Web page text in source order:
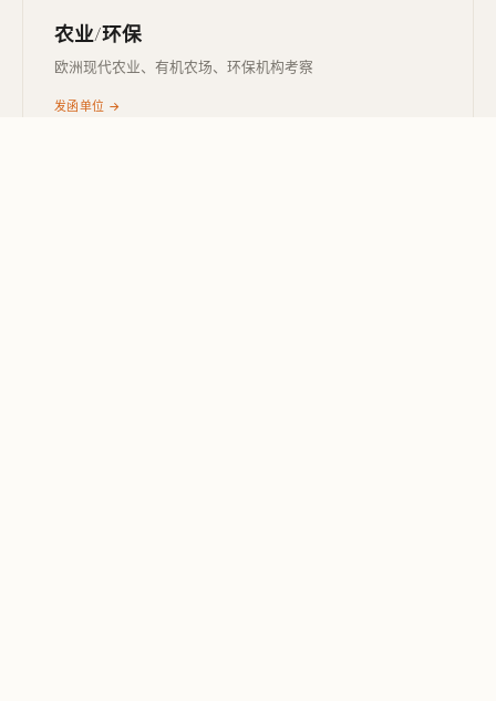
农业/环保
欧洲现代农业、有机农场、环保机构考察
发函单位 →